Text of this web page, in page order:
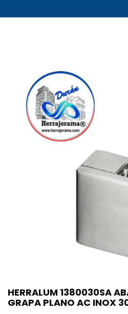
HERRALUM 1380030SA
GRAPA PLANO AC INOX